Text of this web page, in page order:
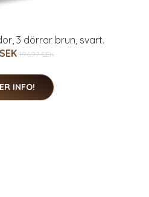
3 dörrar brun, svart.
19697 SEK
INFO!